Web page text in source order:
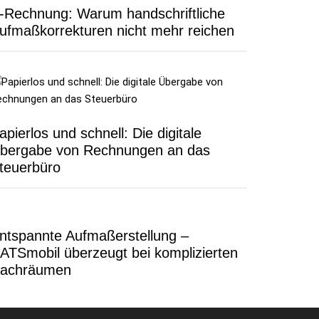
Rechnung: Warum handschriftliche
nicht mehr reichen
und schnell: Die digitale
von Rechnungen an das
Aufmaßerstellung –
überzeugt bei komplizierten